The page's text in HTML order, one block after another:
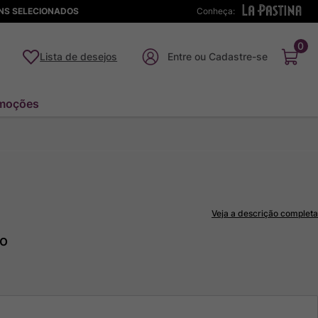
Conheça:
SELECIONADOS
Lista de desejos
0
Veja a descrição completa